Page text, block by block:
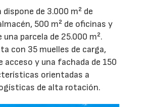
de 3.000 m² de
500 m² de oficinas y
una parcela de 25.000 m².
con 35 muelles de carga,
acceso y una fachada de 150
orientadas a
de alta rotación.